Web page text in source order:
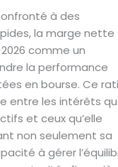
à des
la marge nette
comme un
la performance
en bourse. Ce
entre les intérêts
et ceux qu’elle
non seulement sa
à gérer